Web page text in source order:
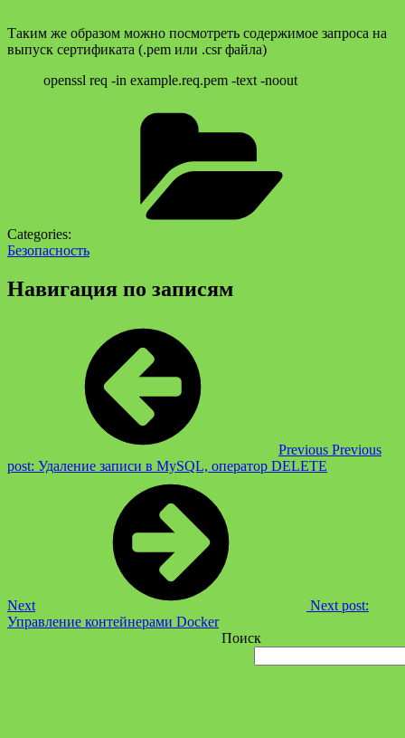
Таким же образом можно посмотреть содержимое запроса на
выпуск сертификата (.pem или .csr файла)
openssl req -in example.req.pem -text -noout
Categories:
Безопасность
Навигация по записям
Previous Previous
post: Удаление записи в MySQL, оператор DELETE
Next
Next post:
Управление контейнерами Docker
Поиск